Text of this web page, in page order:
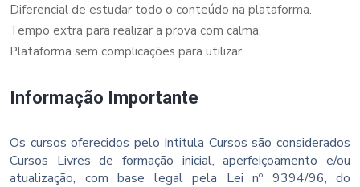
Diferencial de estudar todo o conteúdo na plataforma.
Tempo extra para realizar a prova com calma.
Plataforma sem complicações para utilizar.
Informação Importante
Os cursos oferecidos pelo Intitula Cursos são considerados
Cursos Livres de formação inicial, aperfeiçoamento e/ou
atualização, com base legal pela Lei nº 9394/96, do